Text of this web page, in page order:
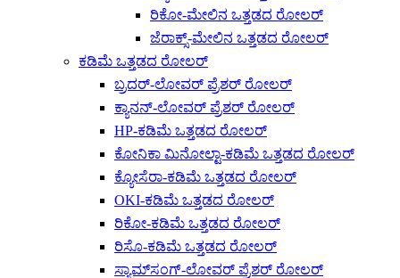
ರಿಕೋ-ಮೇಲಿನ ಒತ್ತಡದ ರೋಲರ್
ಜೆರಾಕ್ಸ್-ಮೇಲಿನ ಒತ್ತಡದ ರೋಲರ್
ಕಡಿಮೆ ಒತ್ತಡದ ರೋಲರ್
ಬ್ರದರ್-ಲೋವರ್ ಪ್ರೆಶರ್ ರೋಲರ್
ಕ್ಯಾನನ್-ಲೋವರ್ ಪ್ರೆಶರ್ ರೋಲರ್
HP-ಕಡಿಮೆ ಒತ್ತಡದ ರೋಲರ್
ಕೋನಿಕಾ ಮಿನೋಲ್ಟಾ-ಕಡಿಮೆ ಒತ್ತಡದ ರೋಲರ್
ಕ್ಯೋಸೆರಾ-ಕಡಿಮೆ ಒತ್ತಡದ ರೋಲರ್
OKI-ಕಡಿಮೆ ಒತ್ತಡದ ರೋಲರ್
ರಿಕೋ-ಕಡಿಮೆ ಒತ್ತಡದ ರೋಲರ್
ರಿಸೊ-ಕಡಿಮೆ ಒತ್ತಡದ ರೋಲರ್
ಸ್ಯಾಮ್‌ಸಂಗ್-ಲೋವರ್ ಪ್ರೆಶರ್ ರೋಲರ್